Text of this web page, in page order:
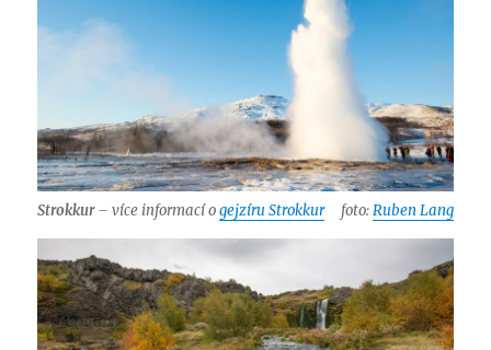
Strokkur– více informací ogejzíru Strokkur foto:Ruben Lang